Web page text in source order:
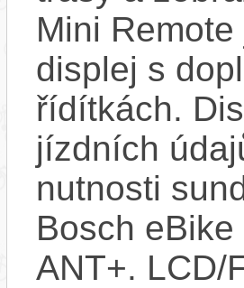
Mini
displej s
řídítkách.
jízdních
nutnosti
Bosch
ANT+. LCD/